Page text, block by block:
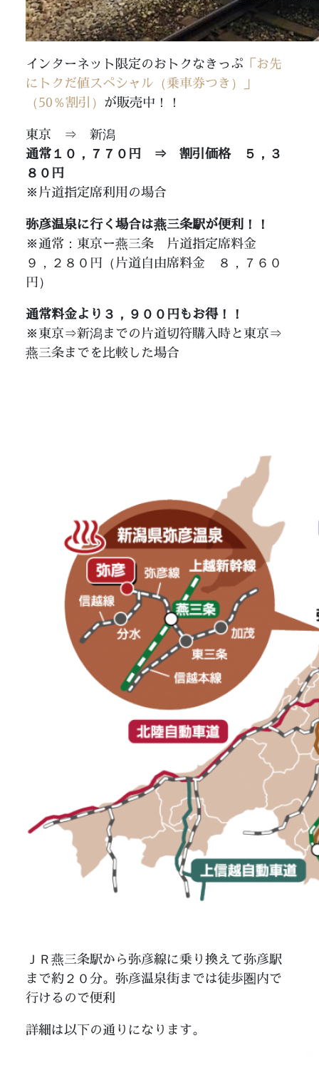
インターネット限定のおトクなきっぷ 「お先
にトクだ値スペシャル（乗車券つき）」
（50％割引） が販売中！！
東京 ⇒ 新潟
通常１０，７７０円 ⇒ 割引価格 ５，３
８０円
※片道指定席利用の場合
弥彦温泉に行く場合は燕三条駅が便利！！
※通常：東京ー燕三条 片道指定席料金
９，２８０円（片道自由席料金 ８，７６０
円）
通常料金より３，９００円もお得！！
※東京⇒新潟までの片道切符購入時と東京⇒
燕三条までを比較した場合
ＪＲ燕三条駅から弥彦線に乗り換えて弥彦駅
まで約２０分。弥彦温泉街までは徒歩圏内で
行けるので便利
詳細は以下の通りになります。